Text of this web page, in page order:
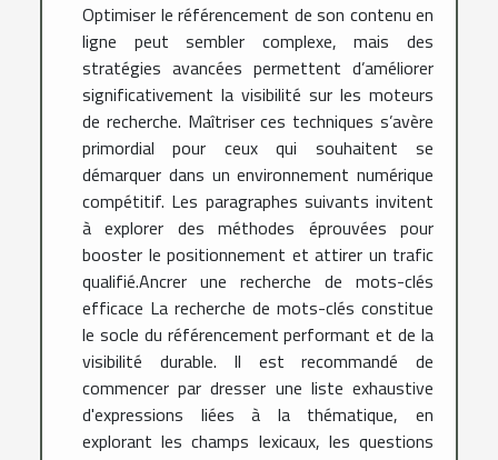
Optimiser le référencement de son contenu en
ligne peut sembler complexe, mais des
stratégies avancées permettent d’améliorer
significativement la visibilité sur les moteurs
de recherche. Maîtriser ces techniques s’avère
primordial pour ceux qui souhaitent se
démarquer dans un environnement numérique
compétitif. Les paragraphes suivants invitent
à explorer des méthodes éprouvées pour
booster le positionnement et attirer un trafic
qualifié.Ancrer une recherche de mots-clés
efficace La recherche de mots-clés constitue
le socle du référencement performant et de la
visibilité durable. Il est recommandé de
commencer par dresser une liste exhaustive
d'expressions liées à la thématique, en
explorant les champs lexicaux, les questions